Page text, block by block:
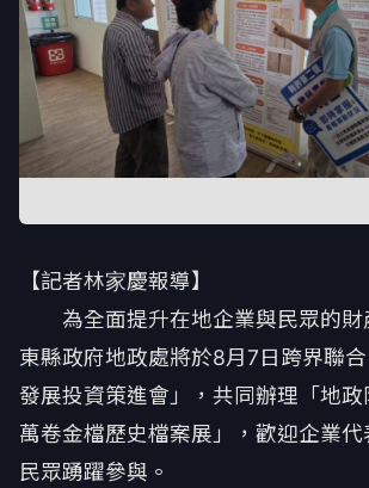
【記者林家慶報導】
為全面提升在地企業與民眾的財
東縣政府地政處將於8月7日跨界聯
發展投資策進會」，共同辦理「地
萬卷金檔歷史檔案展」，歡迎企業
民眾踴躍參與。